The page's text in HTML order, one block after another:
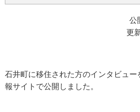
公
更
石井町に移住された方のインタビュ
報サイトで公開しました。